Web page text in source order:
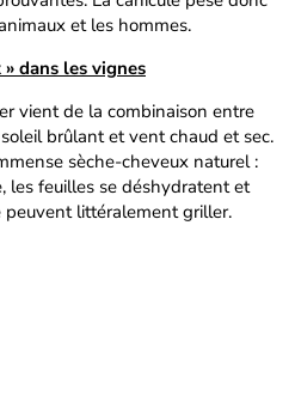
et les hommes.
dans les vignes
vient de la combinaison entre
brûlant et vent chaud et sec.
sèche-cheveux naturel :
les feuilles se déshydratent et
littéralement griller.